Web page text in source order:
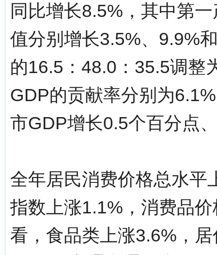
同比增长8.5%，其中第
值分别增长3.5%、9.9%
的16.5：48.0：35.5调整
GDP的贡献率分别为
市GDP增长0.5个百分点
全年居民消费价格总水平
指数上涨1.1%，消费品
看，食品类上涨3.6%，